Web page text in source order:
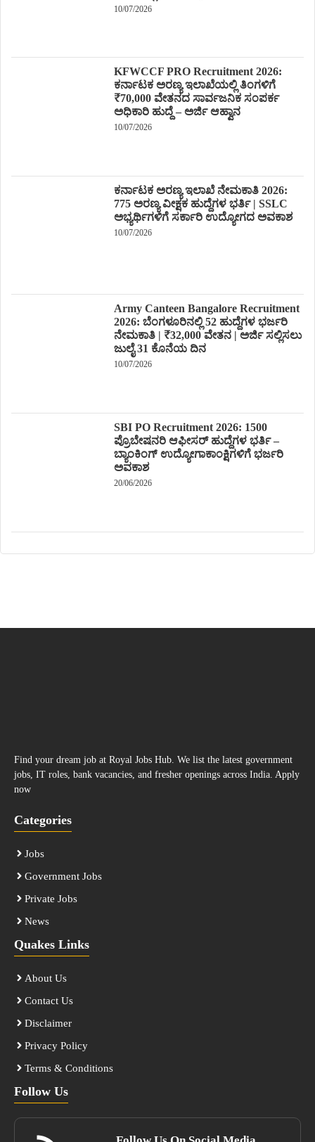
10/07/2026
KFWCCF PRO Recruitment 2026:
ಕರ್ನಾಟಕ ಅರಣ್ಯ ಇಲಾಖೆಯಲ್ಲಿ ತಿಂಗಳಿಗೆ
₹70,000 ವೇತನದ ಸಾರ್ವಜನಿಕ ಸಂಪರ್ಕ
ಅಧಿಕಾರಿ ಹುದ್ದೆ – ಅರ್ಜಿ ಆಹ್ವಾನ
10/07/2026
ಕರ್ನಾಟಕ ಅರಣ್ಯ ಇಲಾಖೆ ನೇಮಕಾತಿ 2026:
775 ಅರಣ್ಯ ವೀಕ್ಷಕ ಹುದ್ದೆಗಳ ಭರ್ತಿ | SSLC
ಅಭ್ಯರ್ಥಿಗಳಿಗೆ ಸರ್ಕಾರಿ ಉದ್ಯೋಗದ ಅವಕಾಶ
10/07/2026
Army Canteen Bangalore Recruitment
2026: ಬೆಂಗಳೂರಿನಲ್ಲಿ 52 ಹುದ್ದೆಗಳ ಭರ್ಜರಿ
ನೇಮಕಾತಿ | ₹32,000 ವೇತನ | ಅರ್ಜಿ ಸಲ್ಲಿಸಲು
ಜುಲೈ 31 ಕೊನೆಯ ದಿನ
10/07/2026
SBI PO Recruitment 2026: 1500
ಪ್ರೊಬೇಷನರಿ ಆಫೀಸರ್ ಹುದ್ದೆಗಳ ಭರ್ತಿ –
ಬ್ಯಾಂಕಿಂಗ್ ಉದ್ಯೋಗಾಕಾಂಕ್ಷಿಗಳಿಗೆ ಭರ್ಜರಿ
ಅವಕಾಶ
20/06/2026
Find your dream job at Royal Jobs Hub. We list the latest government
jobs, IT roles, bank vacancies, and fresher openings across India. Apply
now
Categories
Jobs
Government Jobs
Private Jobs
News
Quakes Links
About Us
Contact Us
Disclaimer
Privacy Policy
Terms & Conditions
Follow Us